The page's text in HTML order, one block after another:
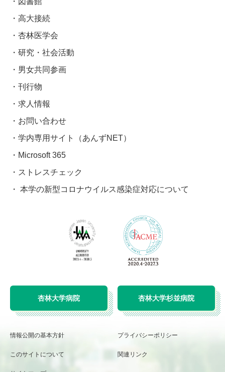
高大接続
杏林医学会
研究・社会活動
男女共同参画
刊行物
求人情報
お問い合わせ
学内専用サイト（あんずNET）
Microsoft 365
ストレスチェック
本学の新型コロナウイルス感染症対応について
杏林大学病院 杏林大学杉並病院
情報公開の基本方針 プライバシーポリシー
このサイトについて 関連リンク